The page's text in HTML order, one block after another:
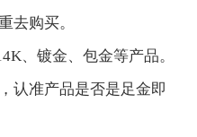
购买。
、镀金、包金等产品。
准产品是否是足金即